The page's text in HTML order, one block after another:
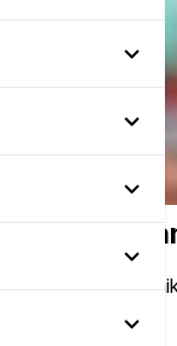
puca od
na vrh